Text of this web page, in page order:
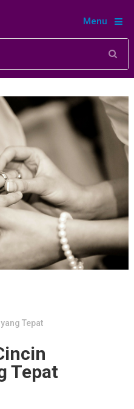
Menu
Tepat
Tepat